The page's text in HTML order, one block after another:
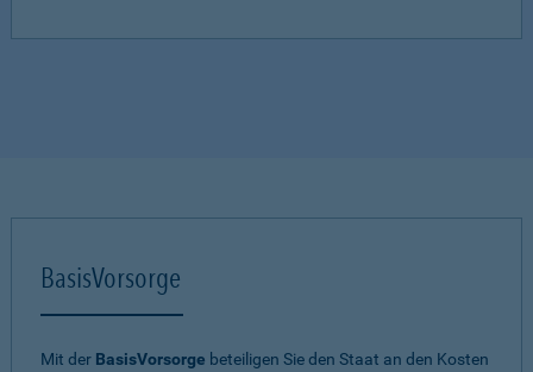
BasisVorsorge
Mit der BasisVorsorge beteiligen Sie den Staat an den Kosten